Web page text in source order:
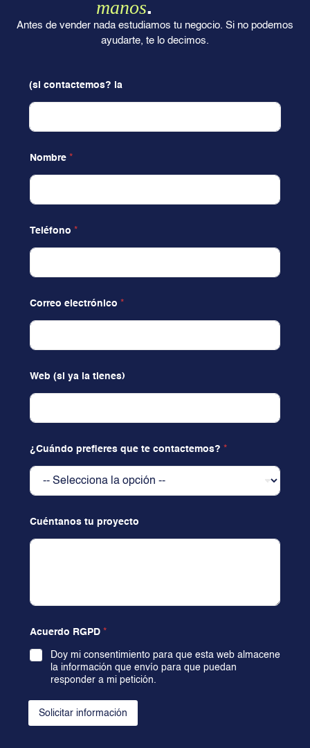
manos.
Antes de vender nada estudiamos tu negocio. Si no podemos
ayudarte, te lo decimos.
(si contactemos? la
Nombre *
Teléfono *
Correo electrónico *
Web (si ya la tienes)
¿Cuándo prefieres que te contactemos? *
Cuéntanos tu proyecto
Acuerdo RGPD *
Doy mi consentimiento para que esta web almacene
la información que envío para que puedan
responder a mi petición.
Solicitar información